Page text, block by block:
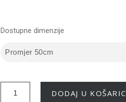
Dostupne dimenzije
DODAJ U